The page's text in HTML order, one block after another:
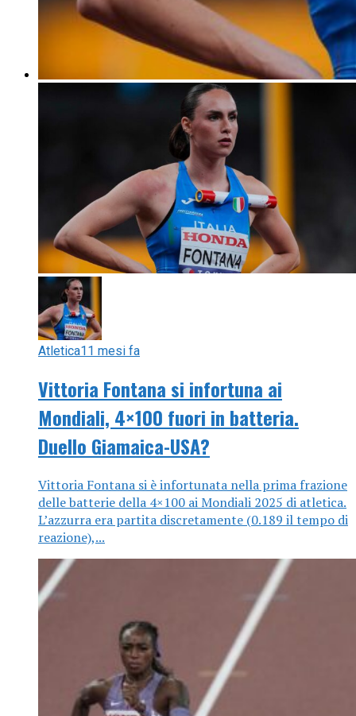
Atletica11 mesi fa
Vittoria Fontana si infortuna ai
Mondiali, 4×100 fuori in batteria.
Duello Giamaica-USA?
Vittoria Fontana si è infortunata nella prima frazione
delle batterie della 4×100 ai Mondiali 2025 di atletica.
L’azzurra era partita discretamente (0.189 il tempo di
reazione),...